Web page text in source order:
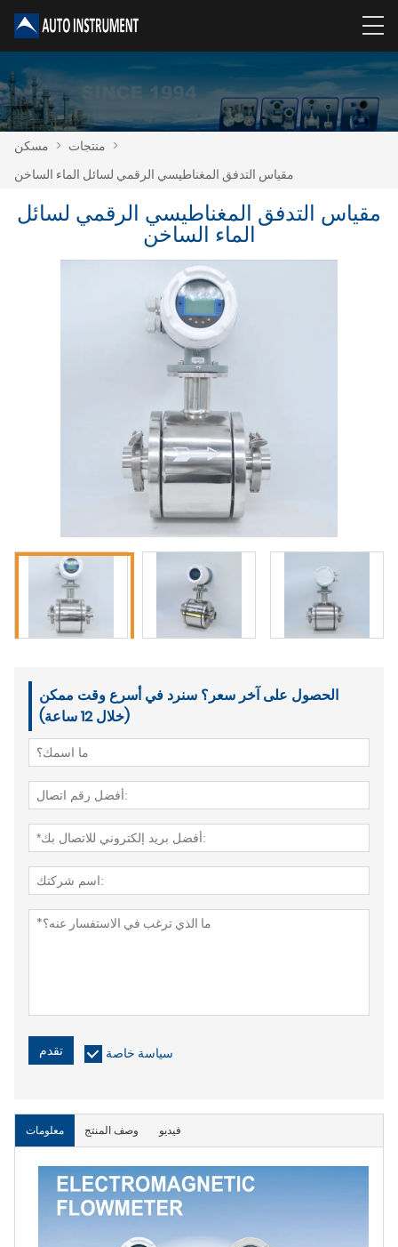
مسكن > منتجات >
مقياس التدفق المغناطيسي الرقمي لسائل الماء الساخن
مقياس التدفق المغناطيسي الرقمي لسائل
الماء الساخن
الحصول على آخر سعر؟ سنرد في أسرع وقت ممكن
(خلال 12 ساعة)
تقدم سياسة خاصة
معلومات وصف المنتج فيديو